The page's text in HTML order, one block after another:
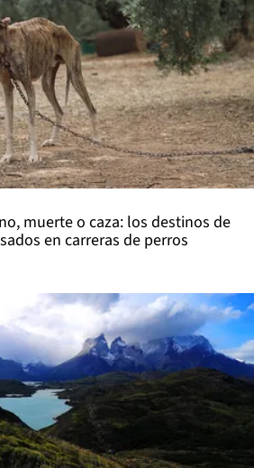
muerte o caza: los destinos de
en carreras de perros